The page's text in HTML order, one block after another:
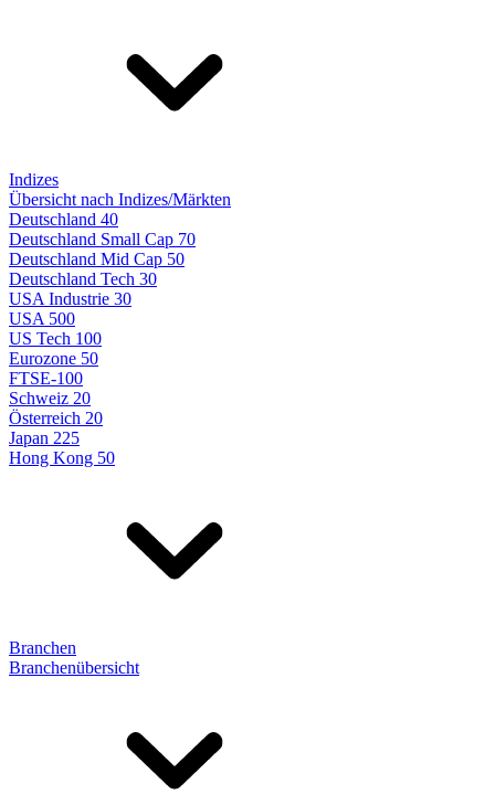
Indizes
Übersicht nach Indizes/Märkten
Deutschland 40
Deutschland Small Cap 70
Deutschland Mid Cap 50
Deutschland Tech 30
USA Industrie 30
USA 500
US Tech 100
Eurozone 50
FTSE-100
Schweiz 20
Österreich 20
Japan 225
Hong Kong 50
Branchen
Branchenübersicht